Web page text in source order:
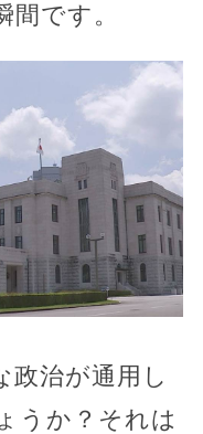
です。
政治が通用し
うか？それは